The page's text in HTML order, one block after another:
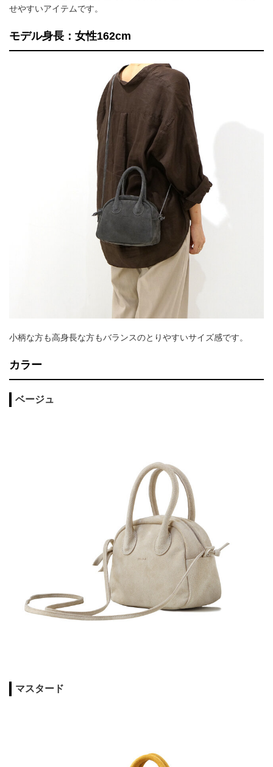
せやすいアイテムです。
モデル身長：女性162cm
小柄な方も高身長な方もバランスのとりやすいサイズ感です。
カラー
ベージュ
マスタード